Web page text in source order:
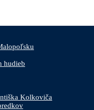
hudieb
Kolkoviča